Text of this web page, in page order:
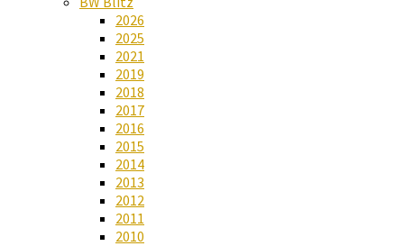
2026
2025
2021
2019
2018
2017
2016
2015
2014
2013
2012
2011
2010